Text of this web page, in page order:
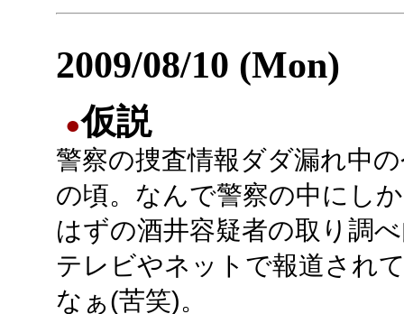
2009/08/10 (Mon)
●仮説
警察の捜査情報ダダ漏れ中
の頃。なんで警察の中にし
はずの酒井容疑者の取り調
テレビやネットで報道され
なぁ(苦笑)。